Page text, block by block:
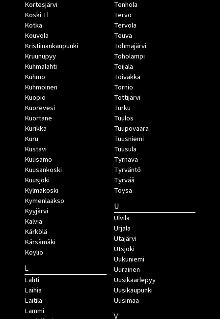
Kortesjärvi
Koski Tl
Kotka
Kouvola
Kristiinankaupunki
Kruunupyy
Kuhmalahti
Kuhmo
Kuhmoinen
Kuopio
Kuorevesi
Kuortane
Kurikka
Kuru
Kustavi
Kuusamo
Kuusankoski
Kuusjoki
Kylmäkoski
Kymenlaakso
Kyyjärvi
Kälviä
Kärkölä
Kärsämäki
Köyliö
L
Lahti
Laihia
Laitila
Lammi
Tenhola
Tervo
Tervola
Teuva
Tohmajärvi
Toholampi
Toijala
Toivakka
Tornio
Tottijärvi
Turku
Tuulos
Tuupovaara
Tuusniemi
Tuusula
Tyrnävä
Tyrväntö
Tyrvää
Töysä
U
Ulvila
Urjala
Utajärvi
Utsjoki
Uukuniemi
Uurainen
Uusikaarlepyy
Uusikaupunki
Uusimaa
V